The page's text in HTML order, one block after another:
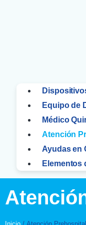
Equipo de
Médico
Atención
Ayudas en
Elementos